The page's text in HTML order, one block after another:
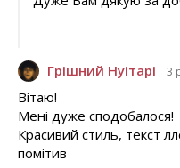
Грішний Нуітарі 3
Вітаю!
Мені дуже сподобалося!
Красивий стиль, текст
помітив